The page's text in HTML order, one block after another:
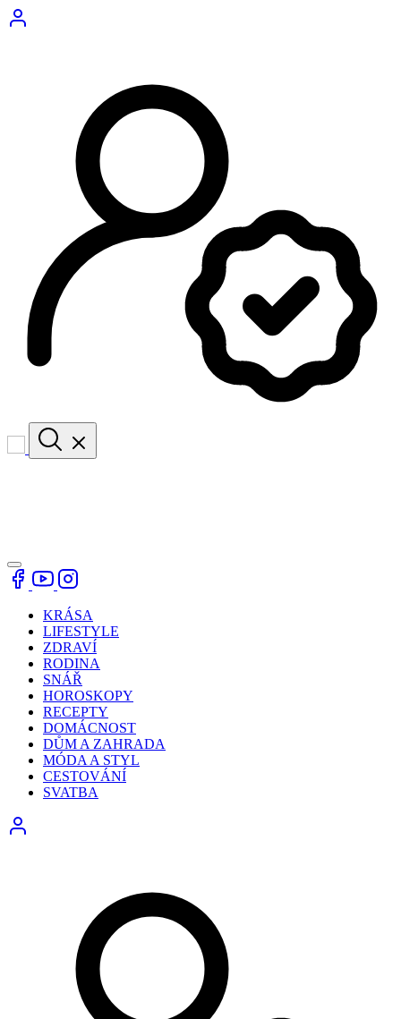
KRÁSA
LIFESTYLE
ZDRAVÍ
RODINA
SNÁŘ
HOROSKOPY
RECEPTY
DOMÁCNOST
DŮM A ZAHRADA
MÓDA A STYL
CESTOVÁNÍ
SVATBA